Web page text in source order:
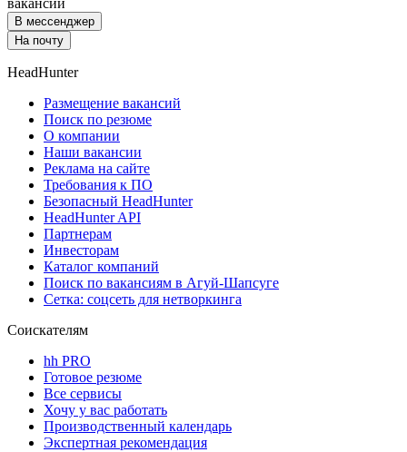
вакансии
В мессенджер
На почту
HeadHunter
Размещение вакансий
Поиск по резюме
О компании
Наши вакансии
Реклама на сайте
Требования к ПО
Безопасный HeadHunter
HeadHunter API
Партнерам
Инвесторам
Каталог компаний
Поиск по вакансиям в Агуй-Шапсуге
Сетка: соцсеть для нетворкинга
Соискателям
hh PRO
Готовое резюме
Все сервисы
Хочу у вас работать
Производственный календарь
Экспертная рекомендация